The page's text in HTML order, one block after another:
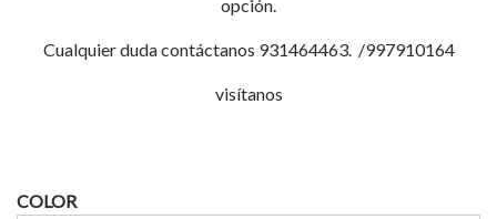
opción.
Cualquier duda contáctanos 931464463. /997910164
visítanos
COLOR